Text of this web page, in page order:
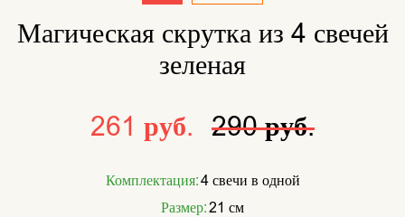
Магическая скрутка из 4 свечей
зеленая
261 руб.
290 руб.
Комплектация:4 свечи в одной
Размер:21 см